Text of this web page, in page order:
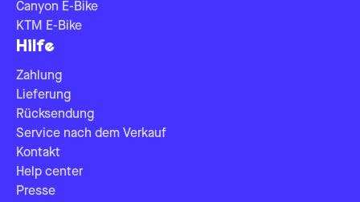
Canyon E-Bike
KTM E-Bike
Hilfe
Zahlung
Lieferung
Rücksendung
Service nach dem Verkauf
Kontakt
Help center
Presse